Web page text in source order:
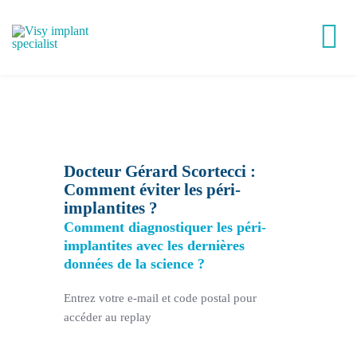
contenu
Docteur Gérard Scortecci :
Comment éviter les péri-
implantites ?
Comment diagnostiquer les péri-
implantites avec les dernières
données de la science ?
Entrez votre e-mail et code postal pour
accéder au replay